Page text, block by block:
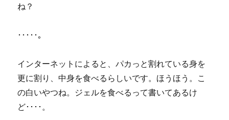
ね？
･････。
インターネットによると、パカっと割れている身を
更に割り、中身を食べるらしいです。ほうほう。こ
の白いやつね。ジェルを食べるって書いてあるけ
ど････。